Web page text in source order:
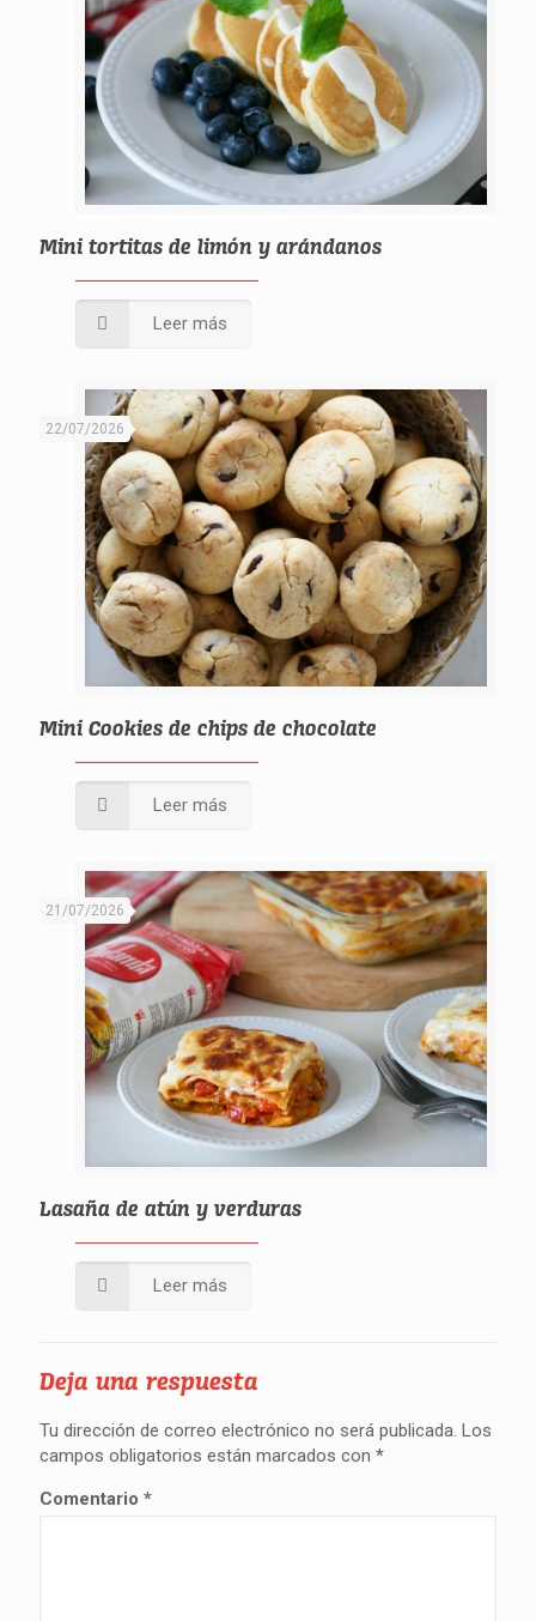
Mini tortitas de limón y arándanos
Leer más
22/07/2026
Mini Cookies de chips de chocolate
Leer más
21/07/2026
Lasaña de atún y verduras
Leer más
Deja una respuesta
Tu dirección de correo electrónico no será publicada. Los
campos obligatorios están marcados con *
Comentario *